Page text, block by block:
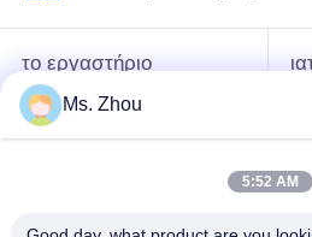
το εργαστήριο
υποβάλλει τη μηχανή
σε φυγοκέντρωση
Ms. Zhou
5:52 AM